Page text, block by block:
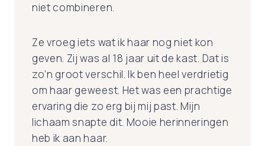
niet combineren.
Ze vroeg iets wat ik haar nog niet kon
geven. Zij was al 18 jaar uit de kast. Dat is
zo’n groot verschil. Ik ben heel verdrietig
om haar geweest. Het was een prachtige
ervaring die zo erg bij mij past. Mijn
lichaam snapte dit. Mooie herinneringen
heb ik aan haar.